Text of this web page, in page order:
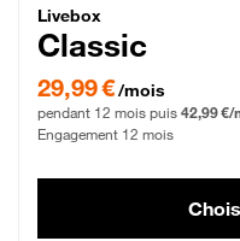
Livebox
Livebox
Classic
29,99 € par mois pendant 12
29,99 €/mois
pendant 12 mois puis 42,99 €/
Engagement 12 mois